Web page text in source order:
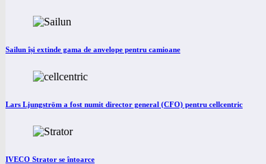
Sailun își extinde gama de anvelope pentru camioane
Lars Ljungström a fost numit director general (CFO) pentru cellcentric
IVECO Strator se întoarce